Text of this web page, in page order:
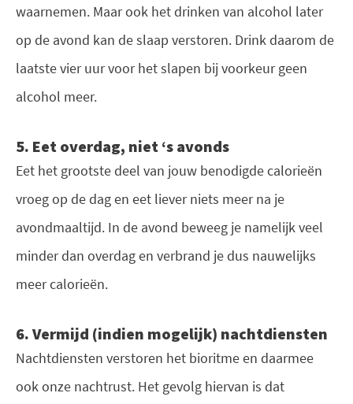
waarnemen. Maar ook het drinken van alcohol later
op de avond kan de slaap verstoren. Drink daarom de
laatste vier uur voor het slapen bij voorkeur geen
alcohol meer.
5. Eet overdag, niet ‘s avonds
Eet het grootste deel van jouw benodigde calorieën
vroeg op de dag en eet liever niets meer na je
avondmaaltijd. In de avond beweeg je namelijk veel
minder dan overdag en verbrand je dus nauwelijks
meer calorieën.
6. Vermijd (indien mogelijk) nachtdiensten
Nachtdiensten verstoren het bioritme en daarmee
ook onze nachtrust. Het gevolg hiervan is dat